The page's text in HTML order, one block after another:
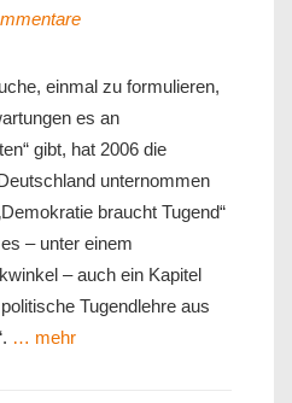
einmal zu formulieren,
es an
gibt, hat 2006 die
unternommen
braucht Tugend“
– unter einem
– auch ein Kapitel
Tugendlehre aus
… mehr